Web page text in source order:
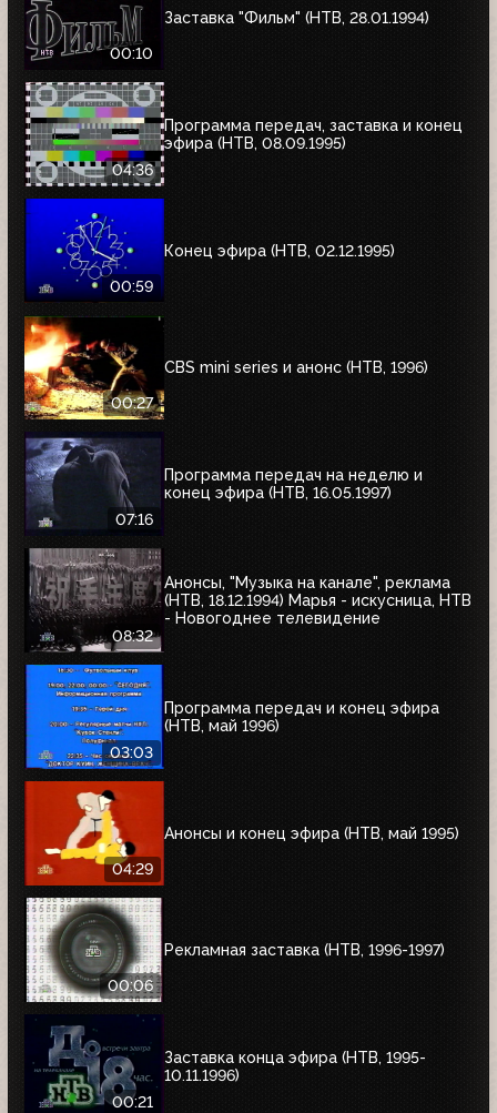
00:10
Заставка "Фильм" (НТВ, 28.01.1994)
04:36
Программа передач, заставка и конец
эфира (НТВ, 08.09.1995)
00:59
Конец эфира (НТВ, 02.12.1995)
00:27
CBS mini series и анонс (НТВ, 1996)
07:16
Программа передач на неделю и
конец эфира (НТВ, 16.05.1997)
08:32
Анонсы, "Музыка на канале", реклама
(НТВ, 18.12.1994) Марья - искусница, НТВ
- Новогоднее телевидение
03:03
Программа передач и конец эфира
(НТВ, май 1996)
04:29
Анонсы и конец эфира (НТВ, май 1995)
00:06
Рекламная заставка (НТВ, 1996-1997)
00:21
Заставка конца эфира (НТВ, 1995-
10.11.1996)